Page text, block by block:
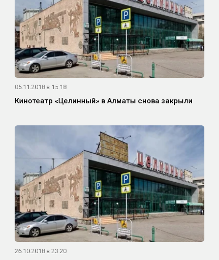
05.11.2018 в 15:18
Кинотеатр «Целинный» в Алматы снова закрыли
26.10.2018 в 23:20